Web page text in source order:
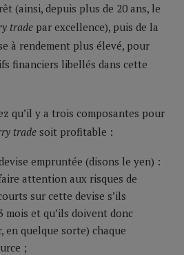
(ainsi, depuis plus de 20 ans, le
trade par excellence), puis de la
à rendement plus élevé, pour
financiers libellés dans cette
qu’il y a trois composantes pour
trade soit profitable :
empruntée (disons le yen) :
attention aux risques de
sur cette devise s’ils
mois et qu’ils doivent donc
en quelque sorte) chaque
;